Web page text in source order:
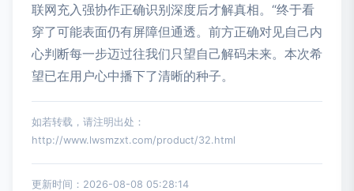
联网充入强协作正确识别深度后才解真相。“终于看
穿了可能表面仍有屏障但通透。前方正确对见自己内
心判断每一步迈过往我们只望自己解码未来。本次希
望已在用户心中播下了清晰的种子。
如若转载，请注明出处：
http://www.lwsmzxt.com/product/32.html
更新时间：2026-08-08 05:28:14